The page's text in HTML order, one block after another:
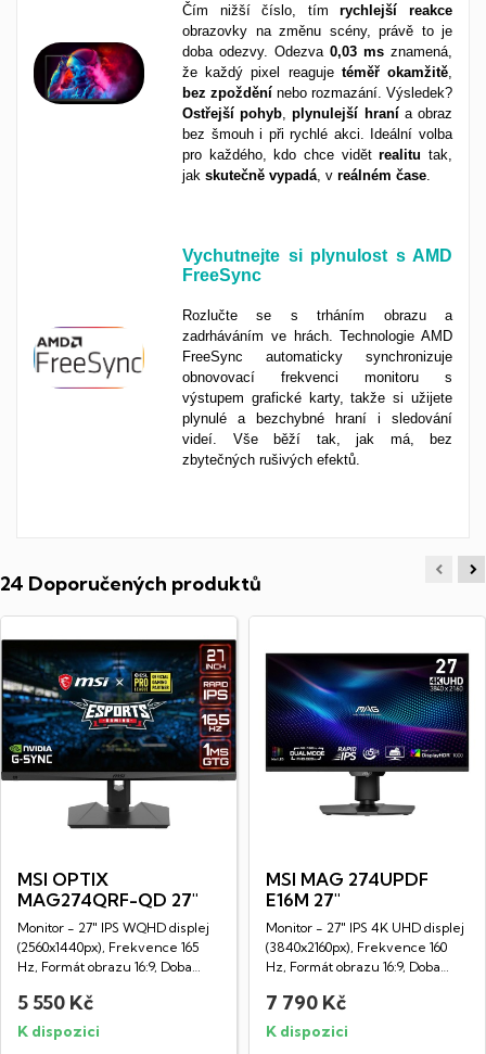
Čím nižší číslo, tímrychlejší
reakce
obrazovky na změnu scény, právě to je
doba odezvy. Odezva 0,03 ms znamená,
že každý pixel reaguje téměř okamžitě
bez zpoždění nebo rozmazání. Výsledek?
Ostřejší pohyb ,plynulejší hranía obraz
bez šmouh i při rychlé akci. Ideální volba
pro každého, kdo chce vidětrealitu tak,
jak skutečně vypadá , v reálném čase
Vychutnejte si plynulost s AMD
FreeSync
Rozlučte se s trháním obrazu a
zadrháváním ve hrách. Technologie AMD
FreeSync automaticky synchronizuje
obnovovací frekvenci monitoru s
výstupem grafické karty, takže si užijete
plynulé a bezchybné hraní i sledování
videí. Vše běží tak, jak má, bez
zbytečných rušivých efektů.
24 Doporučených produktů
MSI OPTIX
MAG274QRF-QD 27"
Monitor - 27" IPS WQHD displej
(2560x1440px), Frekvence 165
Hz, Formát obrazu 16:9, Doba
5 550 Kč
K dispozici
MSI MAG 274UPDF
E16M 27"
Monitor - 27" IPS 4K UHD displej
(3840x2160px), Frekvence 160
Hz, Formát obrazu 16:9, Doba
7 790 Kč
K dispozici